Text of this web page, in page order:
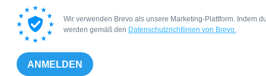
Wir verwenden Brevo als unsere Marketing-Plattform. Indem
werden gemäß den Datenschutzrichtlinien von Brevo.
ANMELDEN